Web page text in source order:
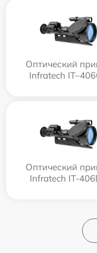
Оптический
Infratech
Оптический
Infratech IT-